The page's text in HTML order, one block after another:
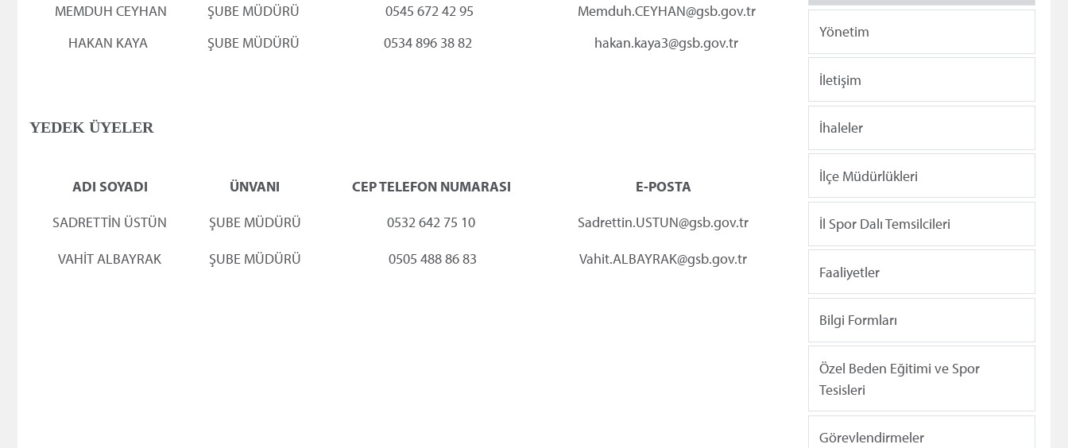
MEMDUH CEYHAN
ŞUBE MÜDÜRÜ 0545 672 42 95
Memduh.CEYHAN@gsb.gov.tr
HAKAN KAYA
ŞUBE MÜDÜRÜ 0534 896 38 82 hakan.kaya3@gsb.gov.tr
YEDEK ÜYELER
ADI SOYADI ÜNVANI CEP TELEFON NUMARASI
E-POSTA
SADRETTİN ÜSTÜN
ŞUBE MÜDÜRÜ 0532 642 75 10
Sadrettin.USTUN@gsb.gov.tr
VAHİT ALBAYRAK
ŞUBE MÜDÜRÜ 0505 488 86 83 Vahit.ALBAYRAK@gsb.gov.tr
ŞİNASİ POLAT
ŞİNASİ POLAT
Yönetim
İletişim
İhaleler
İlçe Müdürlükleri
İl Spor Dalı Temsilcileri
Faaliyetler
Bilgi Formları
Özel Beden Eğitimi ve Spor
Tesisleri
Görevlendirmeler